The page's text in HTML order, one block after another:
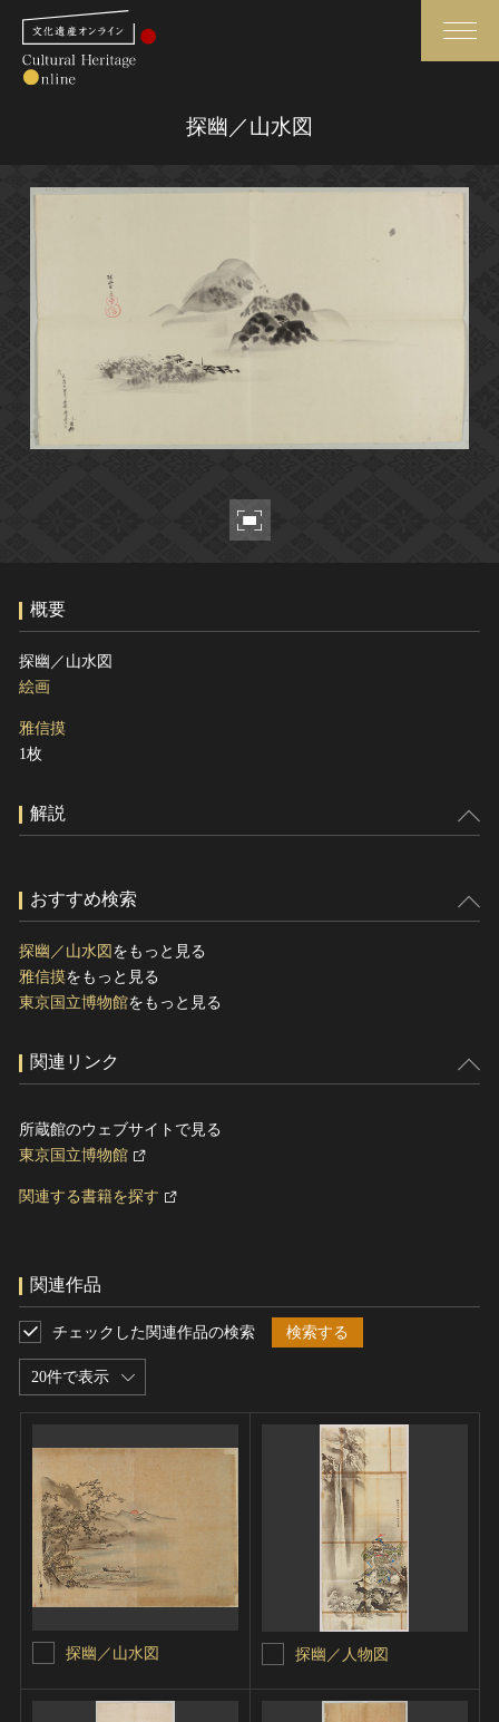
作品一覧
カテゴリで見る
世界遺産と無形文化遺産
動画で見る無形の文化財
媒体資料・関連記事等
今月のみどころ
ヘルプ
文化遺産データベース
国指定文化財等データベース
探幽／山水図
概要
探幽／山水図
絵画
雅信摸
1枚
解説
おすすめ検索
探幽／山水図 をもっと見る
雅信摸をもっと見る
東京国立博物館をもっと見る
関連リンク
所蔵館のウェブサイトで見る
東京国立博物館
関連する書籍を探す
関連作品
20件で表示
チェックした関連作品の検索 検索する
探幽／山水図 探幽／人物図